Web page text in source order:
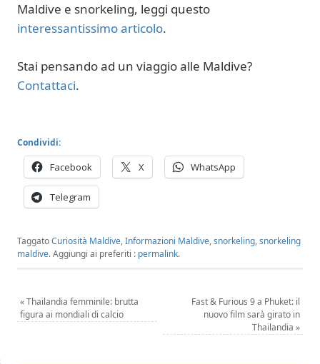
Maldive e snorkeling, leggi questo
interessantissimo articolo.
Stai pensando ad un viaggio alle Maldive?
Contattaci.
Condividi:
Facebook X WhatsApp
Telegram
TaggatoCuriosità Maldive,Informazioni Maldive,snorkeling,snorkeling
maldive.Aggiungi ai preferiti : permalink.
«Thailandia femminile: brutta
figura ai mondiali di calcio
Fast & Furious 9 a Phuket: il
nuovo film sarà girato in
Thailandia »